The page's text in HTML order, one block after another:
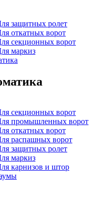
защитных ролет
откатных ворот
секционных ворот
маркиз
секционных ворот
промышленных ворот
откатных ворот
распашных ворот
защитных ролет
маркиз
карнизов и штор